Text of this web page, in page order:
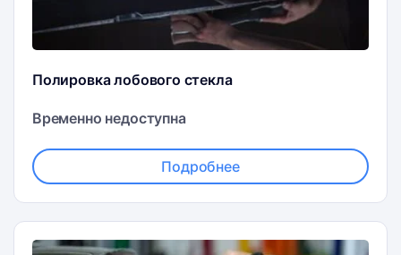
Полировка лобового стекла
Временно недоступна
Подробнее